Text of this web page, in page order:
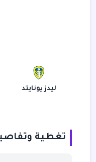
ليدز يونايتد
تغطية